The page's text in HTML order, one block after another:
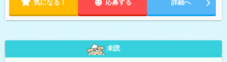
気になる！ 応募する 詳細へ
未読